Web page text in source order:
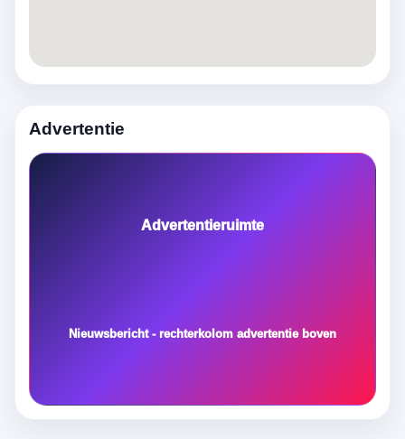
Advertentie
Advertentieruimte
Nieuwsbericht - rechterkolom advertentie boven